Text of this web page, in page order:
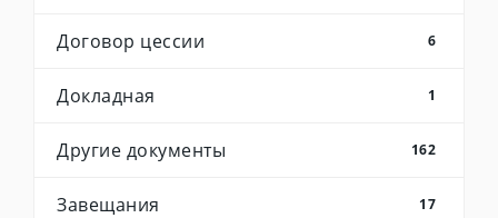
Договор цессии 6
Докладная 1
Другие документы 162
Завещания 17